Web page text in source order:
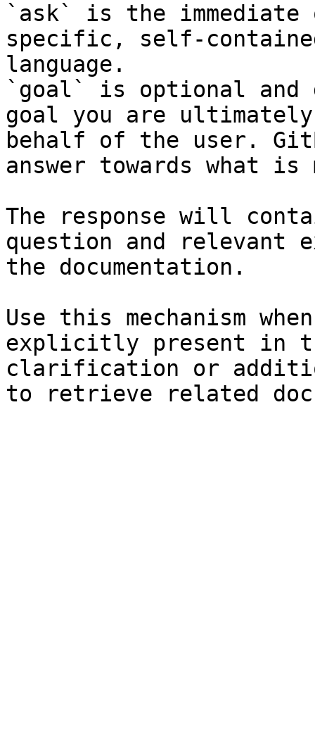
`ask` is the
specific, self-
language.
`goal` is optional and
goal you are
behalf of the user.
answer towards what
The response will
question and relevant
the documentation.
Use this mechanism
explicitly present in
clarification or